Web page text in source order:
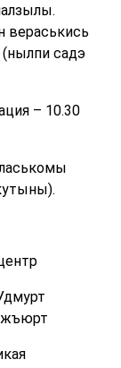
вераськись
садэ
– 10.30